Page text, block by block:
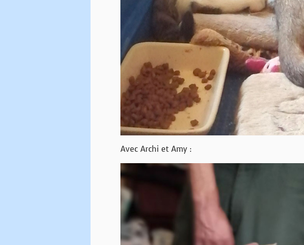
Avec Archi et Amy :